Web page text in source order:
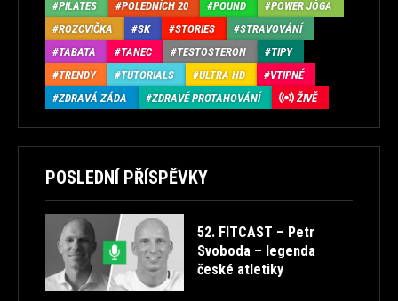
PILATES POLEDNÍCH 20 POUND
POWER JÓGA
ROZCVIČKA
SK STORIES
STRAVOVÁNÍ
TABATA
TANEC TESTOSTERON
TIPY
TRENDY
TUTORIALS ULTRA HD
VTIPNÉ
ZDRAVÁ ZÁDA
ZDRAVÉ PROTAHOVÁNÍ ŽIVĚ
POSLEDNÍ PŘÍSPĚVKY
52. FITCAST – Petr
Svoboda – legenda
české atletiky